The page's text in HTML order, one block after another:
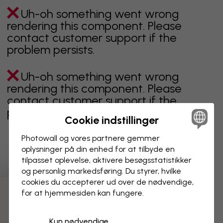
Uh-oh something went wrong
rendering this component. Please
contact customer support if the
problem persists.
Uh-oh something went wrong
rendering this component. Please
contact customer support if the
problem persists.
Viser side 1 af 1 sider
Opdag flere kategorier
Cookie indstillinger
Photowall og vores partnere gemmer
oplysninger på din enhed for at tilbyde en
tilpasset oplevelse, aktivere besøgs­statistikker
og personlig markedsføring. Du styrer, hvilke
cookies du accepterer ud over de nødvendige,
for at hjemmesiden kan fungere.